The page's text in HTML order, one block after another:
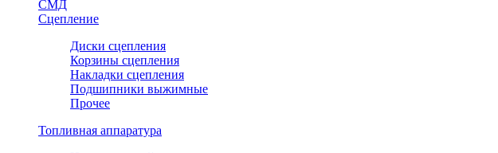
СМД
Сцепление
Диски сцепления
Корзины сцепления
Накладки сцепления
Подшипники выжимные
Прочее
Топливная аппаратура